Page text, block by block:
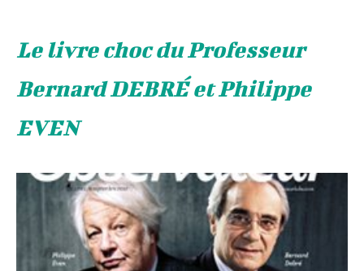
Le livre choc du Professeur
Bernard DEBRÉ et Philippe
EVEN